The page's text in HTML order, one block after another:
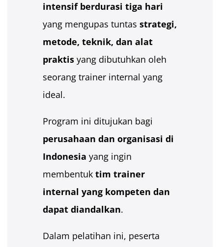
intensif berdurasi tiga hari
yang mengupas tuntas strategi,
metode, teknik, dan alat
praktisyang dibutuhkan oleh
seorang trainer internal yang
ideal.
Program ini ditujukan bagi
perusahaan dan organisasi di
Indonesia yang ingin
membentuk tim trainer
internal yang kompeten dan
dapat diandalkan.
Dalam pelatihan ini, peserta